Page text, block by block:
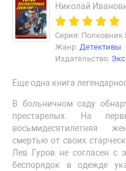
Николай
Серия: Полковник
Жанр: Детективы
Издательство:
Еще одна книга
В больничном саду
престарелых. На
восьмидесятилетняя
смертью от своих
Лев Гуров не согласен с
беспорядок в одежде